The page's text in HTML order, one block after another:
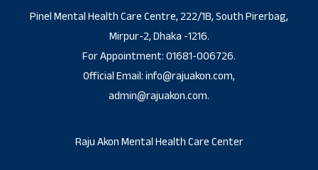
Pinel Mental Health Care Centre, 222/1B, South Pirerbag,
Mirpur-2, Dhaka -1216.
For Appointment: 01681-006726.
Official Email: info@rajuakon.com,
admin@rajuakon.com.
Raju Akon Mental Health Care Center